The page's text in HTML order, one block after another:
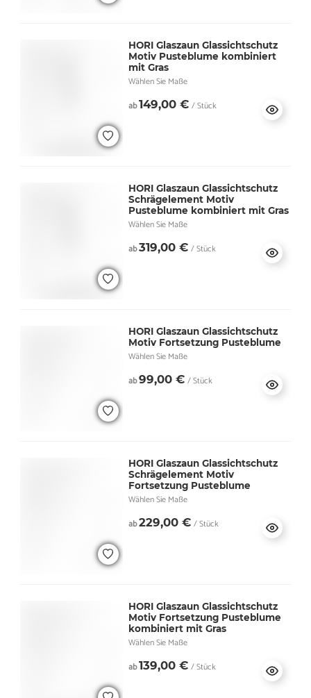
HORI Glaszaun Glassichtschutz
Motiv Pusteblume kombiniert
mit Gras
Wählen Sie Maße
ab149,00 € / Stück
HORI Glaszaun Glassichtschutz
Schrägelement Motiv
Pusteblume kombiniert mit Gras
Wählen Sie Maße
ab319,00 € / Stück
HORI Glaszaun Glassichtschutz
Motiv Fortsetzung Pusteblume
Wählen Sie Maße
ab99,00 € / Stück
HORI Glaszaun Glassichtschutz
Schrägelement Motiv
Fortsetzung Pusteblume
Wählen Sie Maße
ab229,00 € / Stück
HORI Glaszaun Glassichtschutz
Motiv Fortsetzung Pusteblume
kombiniert mit Gras
Wählen Sie Maße
ab139,00 € / Stück